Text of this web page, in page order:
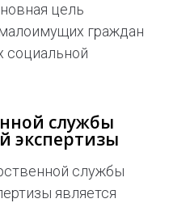
цель
граждан
социальной
службы
экспертизы
службы
является